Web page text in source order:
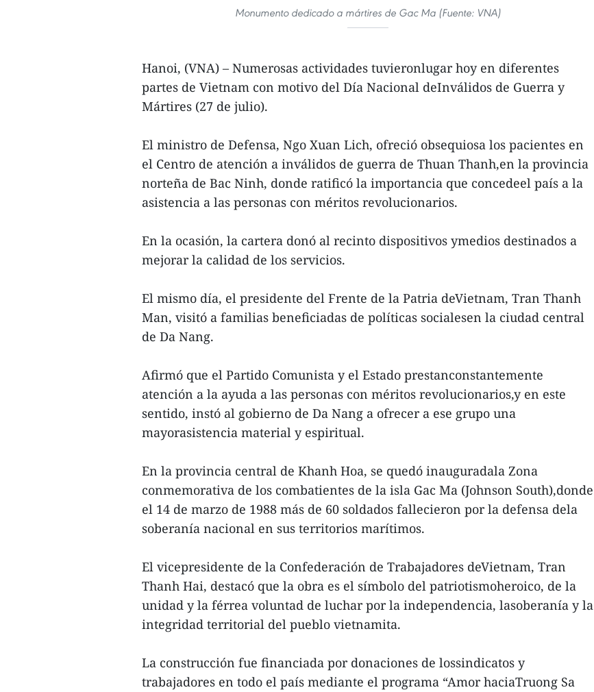
Monumento dedicado a mártires de Gac Ma (Fuente: VNA)
Hanoi, (VNA) – Numerosas actividades tuvieronlugar hoy en diferentes
partes de Vietnam con motivo del Día Nacional deInválidos de Guerra y
Mártires (27 de julio).
El ministro de Defensa, Ngo Xuan Lich, ofreció obsequiosa los pacientes en
el Centro de atención a inválidos de guerra de Thuan Thanh,en la provincia
norteña de Bac Ninh, donde ratificó la importancia que concedeel país a la
asistencia a las personas con méritos revolucionarios.
En la ocasión, la cartera donó al recinto dispositivos ymedios destinados a
mejorar la calidad de los servicios.
El mismo día, el presidente del Frente de la Patria deVietnam, Tran Thanh
Man, visitó a familias beneficiadas de políticas socialesen la ciudad central
de Da Nang.
Afirmó que el Partido Comunista y el Estado prestanconstantemente
atención a la ayuda a las personas con méritos revolucionarios,y en este
sentido, instó al gobierno de Da Nang a ofrecer a ese grupo una
mayorasistencia material y espiritual.
En la provincia central de Khanh Hoa, se quedó inauguradala Zona
conmemorativa de los combatientes de la isla Gac Ma (Johnson South),donde
el 14 de marzo de 1988 más de 60 soldados fallecieron por la defensa dela
soberanía nacional en sus territorios marítimos.
El vicepresidente de la Confederación de Trabajadores deVietnam, Tran
Thanh Hai, destacó que la obra es el símbolo del patriotismoheroico, de la
unidad y la férrea voluntad de luchar por la independencia, lasoberanía y la
integridad territorial del pueblo vietnamita.
La construcción fue financiada por donaciones de lossindicatos y
trabajadores en todo el país mediante el programa “Amor haciaTruong Sa